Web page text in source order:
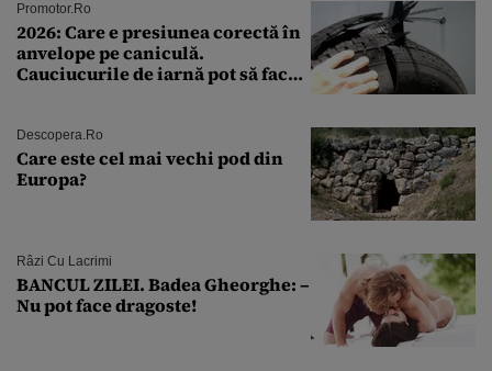
Promotor.ro
2026: Care e presiunea corectă în
anvelope pe caniculă.
Cauciucurile de iarnă pot să facă
Descopera.ro
Care este cel mai vechi pod din
Europa?
Râzi Cu Lacrimi
BANCUL ZILEI. Badea Gheorghe: –
Nu pot face dragoste!